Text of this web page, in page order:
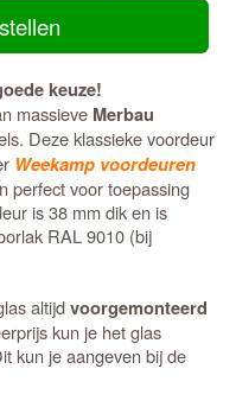
keuze!
massieve Merbau
Deze klassieke voordeur
Weekamp voordeuren
perfect voor toepassing
is 38 mm dik en is
RAL 9010 (bij
altijdvoorgemonteerd
kun je het glas
kun je aangeven bij de